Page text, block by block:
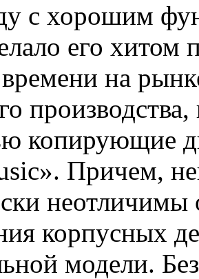
с хорошим
его
на
копирующие
Причем,
неотличимы
корпусных
модели.